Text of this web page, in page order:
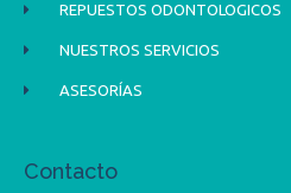
REPUESTOS ODONTOLOGICOS
NUESTROS SERVICIOS
ASESORÍAS
Contacto